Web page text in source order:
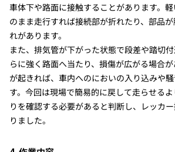
車体下や路面に接触することがあります。
のまま走行すれば接続部が折れたり、部品
れがあります。
また、排気管が下がった状態で段差や踏切
らに強く路面へ当たり、損傷が広がる場合
が起きれば、車内へのにおいの入り込みや
す。今回は現場で簡易的に戻して走らせる
りを確認する必要があると判断し、レッカ
りました。